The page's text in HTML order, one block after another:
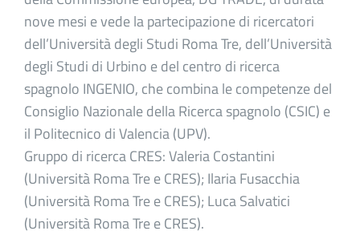
nove mesi e vede la partecipazione di ricercatori
dell’Università degli Studi Roma Tre, dell’Università
degli Studi di Urbino e del centro di ricerca
spagnolo INGENIO, che combina le competenze del
Consiglio Nazionale della Ricerca spagnolo (CSIC) e
il Politecnico di Valencia (UPV).
Gruppo di ricerca CRES: Valeria Costantini
(Università Roma Tre e CRES); Ilaria Fusacchia
(Università Roma Tre e CRES); Luca Salvatici
(Università Roma Tre e CRES).